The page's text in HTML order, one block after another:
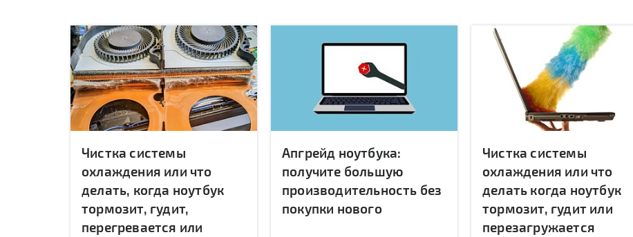
Чистка системы
охлаждения или что
делать, когда ноутбук
тормозит, гудит,
перегревается или
Апгрейд ноутбука:
получите большую
производительность без
покупки нового
Чистка системы
охлаждения или что
делать когда ноутбук
тормозит, гудит или
перезагружается